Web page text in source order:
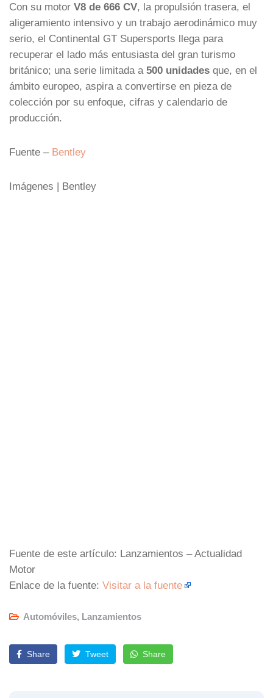
Con su motor V8 de 666 CV, la propulsión trasera, el
aligeramiento intensivo y un trabajo aerodinámico muy
serio, el Continental GT Supersports llega para
recuperar el lado más entusiasta del gran turismo
británico; una serie limitada a 500 unidades que, en el
ámbito europeo, aspira a convertirse en pieza de
colección por su enfoque, cifras y calendario de
producción.
Fuente – Bentley
Imágenes | Bentley
Fuente de este artículo: Lanzamientos – Actualidad
Motor
Enlace de la fuente: Visitar a la fuente
Automóviles, Lanzamientos
Share Tweet Share